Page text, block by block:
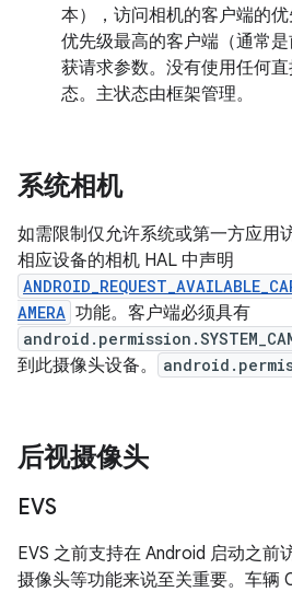
本），访问相机的客户端的优
优先级最高的客户端（通常
获请求参数。没有使用任何
态。主状态由框架管理。
系统相机
如需限制仅允许系统或第一方应用
相应设备的相机 HAL 中声明
AMERA 功能。 客户端必须具有
到此摄像头设备。
后视摄像头
EVS
EVS 之前支持在 Android 启动之前
摄像头等功能来说至关重要。车辆